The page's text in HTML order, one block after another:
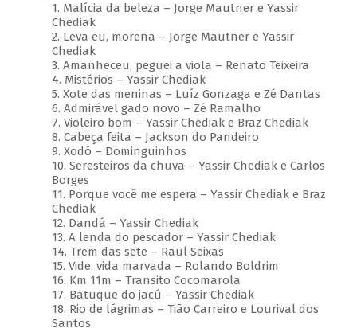
1. Malícia da beleza – Jorge Mautner e Yassir
Chediak
2. Leva eu, morena – Jorge Mautner e Yassir
Chediak
3. Amanheceu, peguei a viola – Renato Teixeira
4. Mistérios – Yassir Chediak
5. Xote das meninas – Luíz Gonzaga e Zé Dantas
6. Admirável gado novo – Zé Ramalho
7. Violeiro bom – Yassir Chediak e Braz Chediak
8. Cabeça feita – Jackson do Pandeiro
9. Xodó – Dominguinhos
10. Seresteiros da chuva – Yassir Chediak e Carlos
Borges
11. Porque você me espera – Yassir Chediak e Braz
Chediak
12. Dandá – Yassir Chediak
13. A lenda do pescador – Yassir Chediak
14. Trem das sete – Raul Seixas
15. Vide, vida marvada – Rolando Boldrim
16. Km 11m – Transito Cocomarola
17. Batuque do jacú – Yassir Chediak
18. Rio de lágrimas – Tião Carreiro e Lourival dos
Santos